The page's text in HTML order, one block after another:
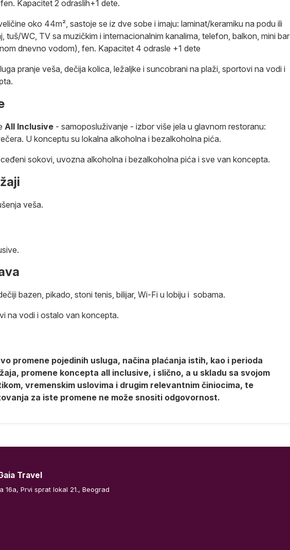
Kapacitet 2 odraslih+1 dete.
oko 44m², sastoje se iz dve sobe i imaju: laminat/keramiku na podu ili
tuš/WC, TV sa muzičkim i internacionalnim kanalima, telefon, balkon, mini bar
dnevno vodom), fen. Kapacitet 4 odrasle +1 dete
pranje veša, dečija kolica, ležaljke i suncobrani na plaži, sportovi na vodi i
All Inclusive - samoposluživanje - izbor više jela u glavnom restoranu:
U konceptu su lokalna alkoholna i bezalkoholna pića.
sokovi, uvozna alkoholna i bezalkoholna pića i sve van koncepta.
veša.
bazen, pikado, stoni tenis, bilijar, Wi-Fi u lobiju i sobama.
na vodi i ostalo van koncepta.
promene pojedinih usluga, načina plaćanja istih, kao i perioda
promene koncepta all inclusive, i slično, a u skladu sa svojom
vremenskim uslovima i drugim relevantnim činiocima, te
za iste promene ne može snositi odgovornost.
Travel
16a, Prvi sprat lokal 21., Beograd